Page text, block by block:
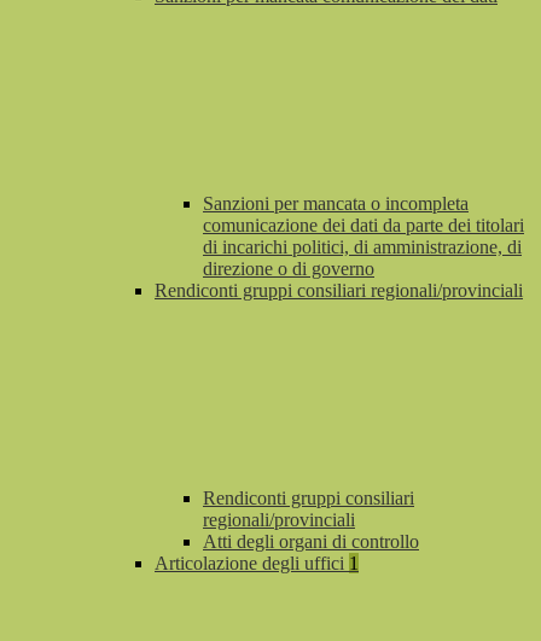
Sanzioni per mancata o incompleta
comunicazione dei dati da parte dei titolari
di incarichi politici, di amministrazione, di
direzione o di governo
Rendiconti gruppi consiliari regionali/provinciali
Rendiconti gruppi consiliari
regionali/provinciali
Atti degli organi di controllo
Articolazione degli uffici 1